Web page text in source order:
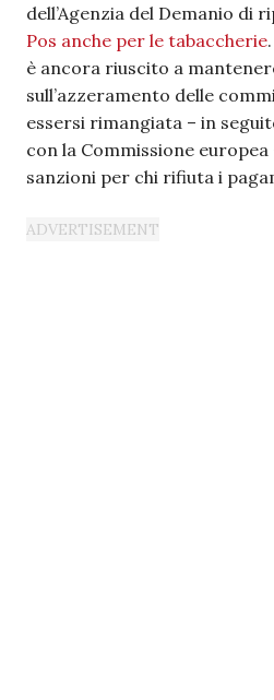
dell’Agenzia del Demanio di
Pos anche per le tabaccherie
è ancora riuscito a
sull’azzeramento delle
essersi rimangiata – in
con la Commissione europea
sanzioni per chi rifiuta i